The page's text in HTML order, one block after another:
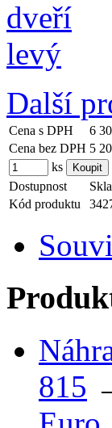
Další
Cena s DPH
6
Cena bez DPH 5
ks
Dostupnost
Kód produktu
815